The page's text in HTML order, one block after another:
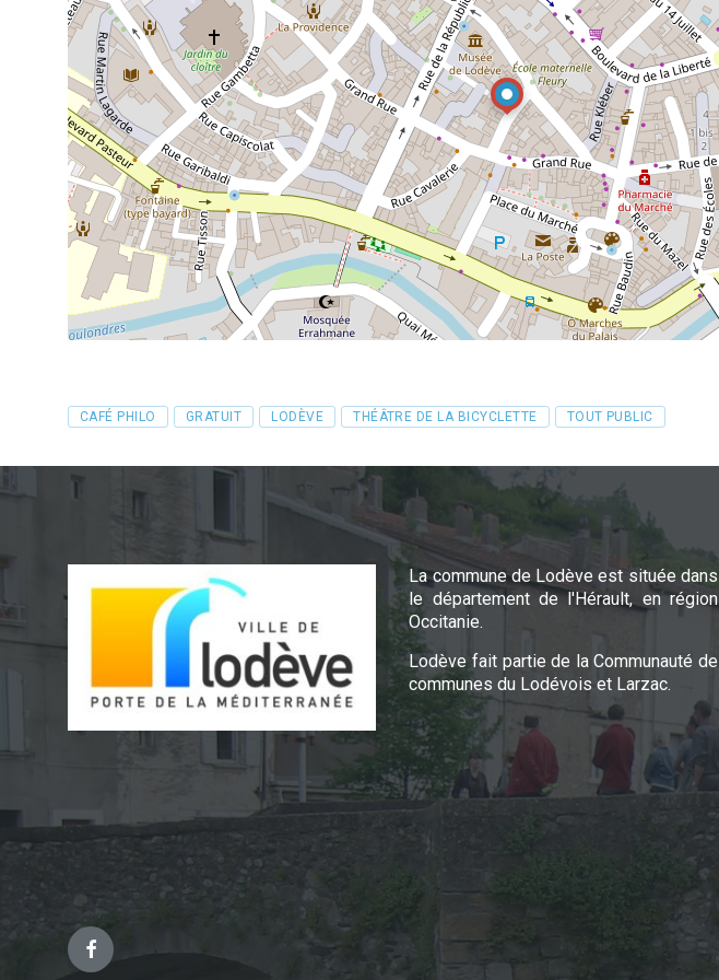
Tags
CAFÉ PHILO GRATUIT LODÈVE THÉÂTRE DE LA BICYCLETTE TOUT PUBLIC
La commune de Lodève est située dans
le département de l'Hérault, en région
Occitanie.
Lodève fait partie de la Communauté de
communes du Lodévois et Larzac.
Facebook